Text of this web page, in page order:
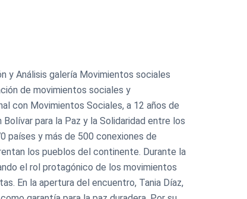
y Análisis galería Movimientos sociales
de movimientos sociales y
con Movimientos Sociales, a 12 años de
para la Paz y la Solidaridad entre los
países y más de 500 conexiones de
los pueblos del continente. Durante la
el rol protagónico de los movimientos
En la apertura del encuentro, Tania Díaz,